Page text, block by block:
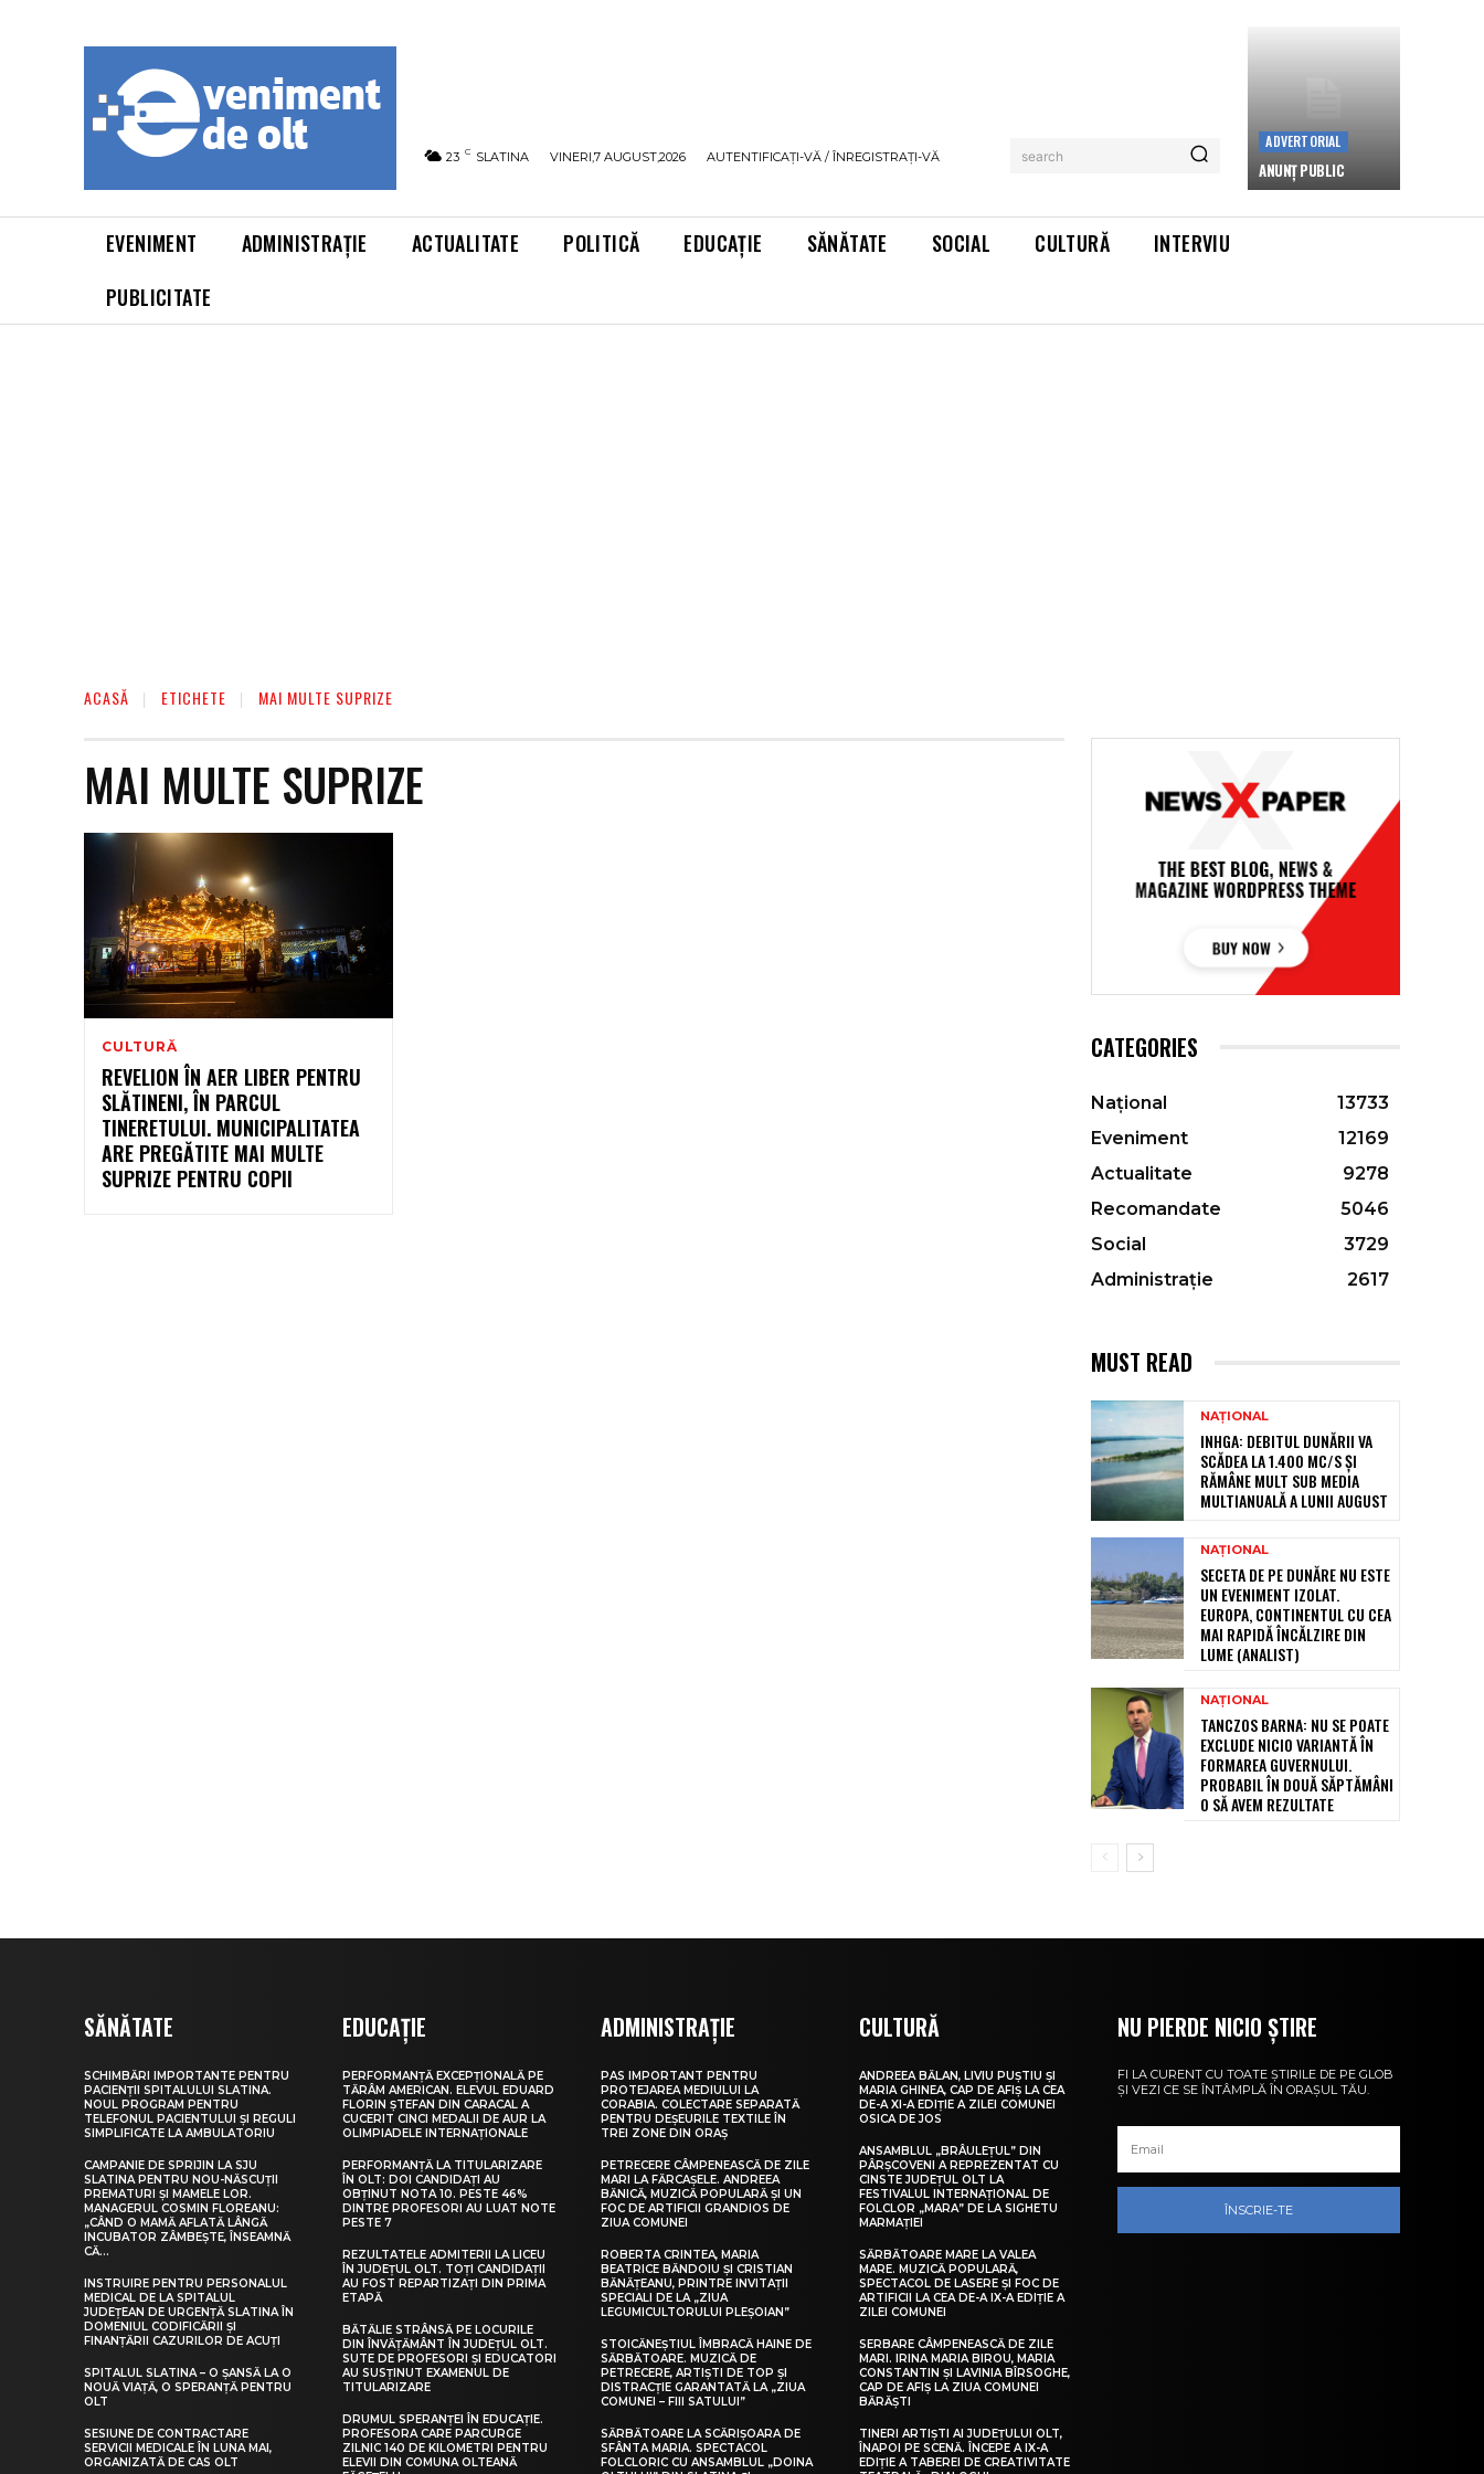
23 C SLATINA VINERI,7 AUGUST,2026 AUTENTIFICAȚI-VĂ / ÎNREGISTRAȚI-VĂ search
ADVERTORIAL
ANUNȚ PUBLIC
EVENIMENT ADMINISTRAȚIE ACTUALITATE POLITICĂ EDUCAȚIE SĂNĂTATE SOCIAL CULTURĂ
INTERVIU
PUBLICITATE
ACASĂ ETICHETE MAI MULTE SUPRIZE
MAI MULTE SUPRIZE
CULTURĂ
REVELION ÎN AER LIBER PENTRU
SLĂTINENI, ÎN PARCUL
TINERETULUI. MUNICIPALITATEA
ARE PREGĂTITE MAI MULTE
SUPRIZE PENTRU COPII
CATEGORIES
Național
13733
Eveniment
12169
Actualitate
9278
Recomandate
5046
Social
3729
Administrație
2617
MUST READ
NAȚIONAL
INHGA: DEBITUL DUNĂRII VA
SCĂDEA LA 1.400 MC/S ȘI
RĂMÂNE MULT SUB MEDIA
MULTIANUALĂ A LUNII AUGUST
NAȚIONAL
SECETA DE PE DUNĂRE NU ESTE
UN EVENIMENT IZOLAT.
EUROPA, CONTINENTUL CU CEA
MAI RAPIDĂ ÎNCĂLZIRE DIN
LUME (ANALIST)
NAȚIONAL
TANCZOS BARNA: NU SE POATE
EXCLUDE NICIO VARIANTĂ ÎN
FORMAREA GUVERNULUI.
PROBABIL ÎN DOUĂ SĂPTĂMÂNI
O SĂ AVEM REZULTATE
SĂNĂTATE
SCHIMBĂRI IMPORTANTE PENTRU
PACIENȚII SPITALULUI SLATINA.
NOUL PROGRAM PENTRU
TELEFONUL PACIENTULUI ȘI REGULI
SIMPLIFICATE LA AMBULATORIU
CAMPANIE DE SPRIJIN LA SJU
SLATINA PENTRU NOU-NĂSCUȚII
PREMATURI ȘI MAMELE LOR.
MANAGERUL COSMIN FLOREANU:
„CÂND O MAMĂ AFLATĂ LÂNGĂ
INCUBATOR ZÂMBEȘTE, ÎNSEAMNĂ
CĂ...
INSTRUIRE PENTRU PERSONALUL
MEDICAL DE LA SPITALUL
JUDEȚEAN DE URGENȚĂ SLATINA ÎN
DOMENIUL CODIFICĂRII ȘI
FINANȚĂRII CAZURILOR DE ACUȚI
SPITALUL SLATINA – O ȘANSĂ LA O
NOUĂ VIAȚĂ, O SPERANȚĂ PENTRU
OLT
SESIUNE DE CONTRACTARE
SERVICII MEDICALE ÎN LUNA MAI,
ORGANIZATĂ DE CAS OLT
EDUCAȚIE
PERFORMANȚĂ EXCEPȚIONALĂ PE
TĂRÂM AMERICAN. ELEVUL EDUARD
FLORIN ȘTEFAN DIN CARACAL A
CUCERIT CINCI MEDALII DE AUR LA
OLIMPIADELE INTERNAȚIONALE
PERFORMANȚĂ LA TITULARIZARE
ÎN OLT: DOI CANDIDAȚI AU
OBȚINUT NOTA 10. PESTE 46%
DINTRE PROFESORI AU LUAT NOTE
PESTE 7
REZULTATELE ADMITERII LA LICEU
ÎN JUDEȚUL OLT. TOȚI CANDIDAȚII
AU FOST REPARTIZAȚI DIN PRIMA
ETAPĂ
BĂTĂLIE STRÂNSĂ PE LOCURILE
DIN ÎNVĂȚĂMÂNT ÎN JUDEȚUL OLT.
SUTE DE PROFESORI ȘI EDUCATORI
AU SUSȚINUT EXAMENUL DE
TITULARIZARE
DRUMUL SPERANȚEI ÎN EDUCAȚIE.
PROFESORA CARE PARCURGE
ZILNIC 140 DE KILOMETRI PENTRU
ELEVII DIN COMUNA OLTEANĂ
ADMINISTRAȚIE
PAS IMPORTANT PENTRU
PROTEJAREA MEDIULUI LA
CORABIA. COLECTARE SEPARATĂ
PENTRU DEȘEURILE TEXTILE ÎN
TREI ZONE DIN ORAȘ
PETRECERE CÂMPENEASCĂ DE ZILE
MARI LA FĂRCAȘELE. ANDREEA
BĂNICĂ, MUZICĂ POPULARĂ ȘI UN
FOC DE ARTIFICII GRANDIOS DE
ZIUA COMUNEI
ROBERTA CRINTEA, MARIA
BEATRICE BĂNDOIU ȘI CRISTIAN
BĂNĂȚEANU, PRINTRE INVITAȚII
SPECIALI DE LA „ZIUA
LEGUMICULTORULUI PLEȘOIAN”
STOICĂNEȘTIUL ÎMBRACĂ HAINE DE
SĂRBĂTOARE. MUZICĂ DE
PETRECERE, ARTIȘTI DE TOP ȘI
DISTRACȚIE GARANTATĂ LA „ZIUA
COMUNEI – FIII SATULUI”
SĂRBĂTOARE LA SCĂRIȘOARA DE
SFÂNTA MARIA. SPECTACOL
FOLCLORIC CU ANSAMBLUL „DOINA
CULTURĂ
ANDREEA BĂLAN, LIVIU PUȘTIU ȘI
MARIA GHINEA, CAP DE AFIȘ LA CEA
DE-A XI-A EDIȚIE A ZILEI COMUNEI
OSICA DE JOS
ANSAMBLUL „BRÂULEȚUL” DIN
PÂRȘCOVENI A REPREZENTAT CU
CINSTE JUDEȚUL OLT LA
FESTIVALUL INTERNAȚIONAL DE
FOLCLOR „MARA” DE LA SIGHETU
MARMAȚIEI
SĂRBĂTOARE MARE LA VALEA
MARE. MUZICĂ POPULARĂ,
SPECTACOL DE LASERE ȘI FOC DE
ARTIFICII LA CEA DE-A IX-A EDIȚIE A
ZILEI COMUNEI
SERBARE CÂMPENEASCĂ DE ZILE
MARI. IRINA MARIA BIROU, MARIA
CONSTANTIN ȘI LAVINIA BÎRSOGHE,
CAP DE AFIȘ LA ZIUA COMUNEI
BĂRĂȘTI
TINERI ARTIȘTI AI JUDEȚULUI OLT,
ÎNAPOI PE SCENĂ. ÎNCEPE A IX-A
EDIȚIE A TABEREI DE CREATIVITATE
NU PIERDE NICIO ȘTIRE
FI LA CURENT CU TOATE ȘTIRILE DE PE GLOB
ȘI VEZI CE SE ÎNTÂMPLĂ ÎN ORAȘUL TĂU.
ÎNSCRIE-TE